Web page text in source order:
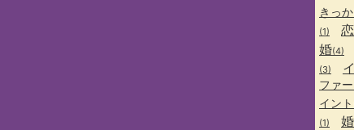
きっ
(1)
婚(4)
(3)
ファ
イント
(1)